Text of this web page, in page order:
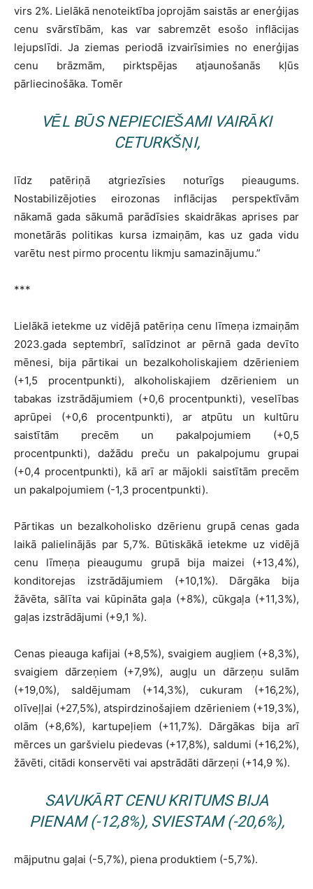
virs 2%. Lielākā nenoteiktība joprojām saistās ar enerģijas
cenu svārstībām, kas var sabremzēt esošo inflācijas
lejupslīdi. Ja ziemas periodā izvairīsimies no enerģijas
cenu brāzmām, pirktspējas atjaunošanās kļūs
pārliecinošāka. Tomēr
VĒL BŪS NEPIECIEŠAMI VAIRĀKI
CETURKŠŅI,
līdz patēriņā atgriezīsies noturīgs pieaugums.
Nostabilizējoties eirozonas inflācijas perspektīvām
nākamā gada sākumā parādīsies skaidrākas aprises par
monetārās politikas kursa izmaiņām, kas uz gada vidu
varētu nest pirmo procentu likmju samazinājumu.”
***
Lielākā ietekme uz vidējā patēriņa cenu līmeņa izmaiņām
2023.gada septembrī, salīdzinot ar pērnā gada devīto
mēnesi, bija pārtikai un bezalkoholiskajiem dzērieniem
(+1,5 procentpunkti), alkoholiskajiem dzērieniem un
tabakas izstrādājumiem (+0,6 procentpunkti), veselības
aprūpei (+0,6 procentpunkti), ar atpūtu un kultūru
saistītām precēm un pakalpojumiem (+0,5
procentpunkti), dažādu preču un pakalpojumu grupai
(+0,4 procentpunkti), kā arī ar mājokli saistītām precēm
un pakalpojumiem (-1,3 procentpunkti).
Pārtikas un bezalkoholisko dzērienu grupā cenas gada
laikā palielinājās par 5,7%. Būtiskākā ietekme uz vidējā
cenu līmeņa pieaugumu grupā bija maizei (+13,4%),
konditorejas izstrādājumiem (+10,1%). Dārgāka bija
žāvēta, sālīta vai kūpināta gaļa (+8%), cūkgaļa (+11,3%),
gaļas izstrādājumi (+9,1 %).
Cenas pieauga kafijai (+8,5%), svaigiem augļiem (+8,3%),
svaigiem dārzeņiem (+7,9%), augļu un dārzeņu sulām
(+19,0%), saldējumam (+14,3%), cukuram (+16,2%),
olīveļļai (+27,5%), atspirdzinošajiem dzērieniem (+19,3%),
olām (+8,6%), kartupeļiem (+11,7%). Dārgākas bija arī
mērces un garšvielu piedevas (+17,8%), saldumi (+16,2%),
žāvēti, citādi konservēti vai apstrādāti dārzeņi (+14,9 %).
SAVUKĀRT CENU KRITUMS BIJA
PIENAM (-12,8%), SVIESTAM (-20,6%),
mājputnu gaļai (-5,7%), piena produktiem (-5,7%).